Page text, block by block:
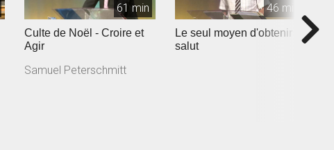
61 min
Culte de Noël - Croire et
Agir
Samuel Peterschmitt
46 min
Le seul moyen d'obtenir le
salut